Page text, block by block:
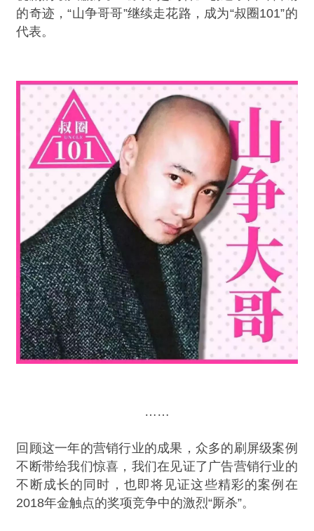
的奇迹，“山争哥哥”继续走花路，成为“叔圈101”的
代表。
……
回顾这一年的营销行业的成果，众多的刷屏级案例
不断带给我们惊喜，我们在见证了广告营销行业的
不断成长的同时，也即将见证这些精彩的案例在
2018年金触点的奖项竞争中的激烈“厮杀”。